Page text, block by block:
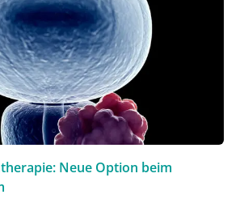
Neue Option beim